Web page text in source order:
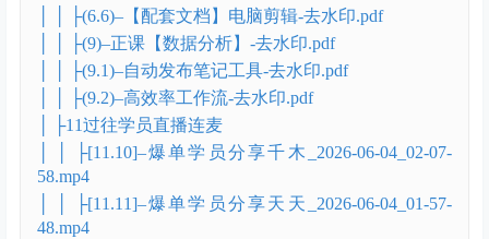
│ │ ├(6.6)–【配套文档】电脑剪辑-去水印.pdf
│ │ ├(9)–正课【数据分析】-去水印.pdf
│ │ ├(9.1)–自动发布笔记工具-去水印.pdf
│ │ ├(9.2)–高效率工作流-去水印.pdf
│ ├11过往学员直播连麦
│ │ ├[11.10]–爆单学员分享千木_2026-06-04_02-07-
58.mp4
│ │ ├[11.11]–爆单学员分享天天_2026-06-04_01-57-
48.mp4